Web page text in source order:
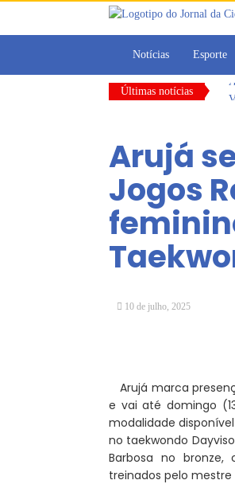
Notícias Esporte
Últimas notícias
Arujá
Jogos
10 de julho, 2025
Arujá marca
e vai até domingo
modalidade
no taekwondo
Barbosa no
treinados pelo